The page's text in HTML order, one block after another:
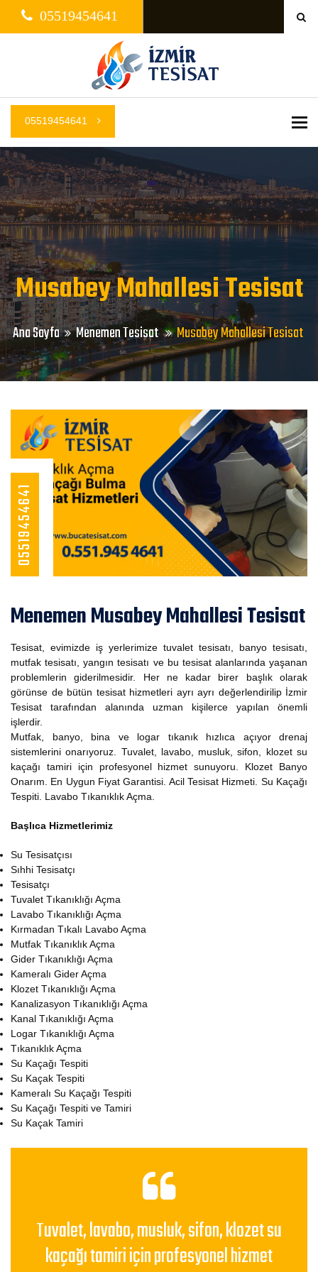
05519454641
05519454641
Musabey Mahallesi Tesisat
Ana Sayfa Menemen Tesisat Musabey Mahallesi Tesisat
05519454641
Menemen Musabey Mahallesi Tesisat
Tesisat, evimizde iş yerlerimize tuvalet tesisatı, banyo tesisatı,
mutfak tesisatı, yangın tesisatı ve bu tesisat alanlarında yaşanan
problemlerin giderilmesidir. Her ne kadar birer başlık olarak
görünse de bütün tesisat hizmetleri ayrı ayrı değerlendirilip İzmir
Tesisat tarafından alanında uzman kişilerce yapılan önemli
işlerdir.
Mutfak, banyo, bina ve logar tıkanık hızlıca açıyor drenaj
sistemlerini onarıyoruz. Tuvalet, lavabo, musluk, sifon, klozet su
kaçağı tamiri için profesyonel hizmet sunuyoru. Klozet Banyo
Onarım. En Uygun Fiyat Garantisi. Acil Tesisat Hizmeti. Su Kaçağı
Tespiti. Lavabo Tıkanıklık Açma.
Başlıca Hizmetlerimiz
Su Tesisatçısı
Sıhhi Tesisatçı
Tesisatçı
Tuvalet Tıkanıklığı Açma
Lavabo Tıkanıklığı Açma
Kırmadan Tıkalı Lavabo Açma
Mutfak Tıkanıklık Açma
Gider Tıkanıklığı Açma
Kameralı Gider Açma
Klozet Tıkanıklığı Açma
Kanalizasyon Tıkanıklığı Açma
Kanal Tıkanıklığı Açma
Logar Tıkanıklığı Açma
Tıkanıklık Açma
Su Kaçağı Tespiti
Su Kaçak Tespiti
Kameralı Su Kaçağı Tespiti
Su Kaçağı Tespiti ve Tamiri
Su Kaçak Tamiri
Tuvalet, lavabo, musluk, sifon, klozet su
kaçağı tamiri için profesyonel hizmet